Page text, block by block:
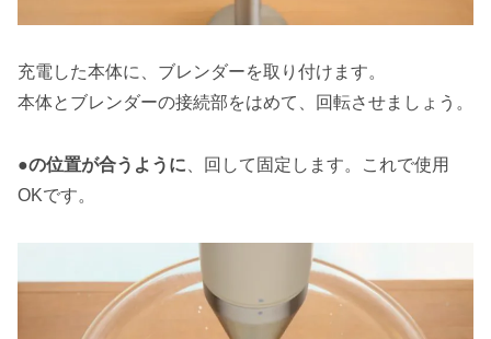
充電した本体に、ブレンダーを取り付けます。
本体とブレンダーの接続部をはめて、回転させましょう。
●の位置が合うように 、回して固定します。これで使用
OKです。